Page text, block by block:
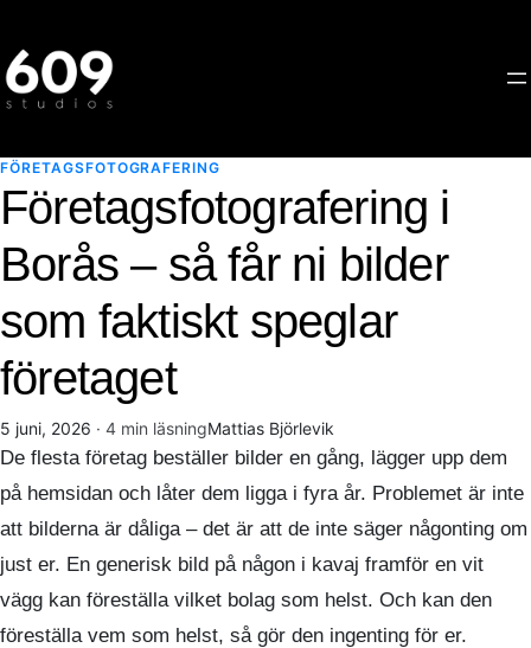
innehåll
FÖRETAGSFOTOGRAFERING
Företagsfotografering i
Borås – så får ni bilder
som faktiskt speglar
företaget
5 juni, 2026 · 4 min läsningMattias Björlevik
De flesta företag beställer bilder en gång, lägger upp dem
på hemsidan och låter dem ligga i fyra år. Problemet är inte
att bilderna är dåliga – det är att de inte säger någonting om
just er. En generisk bild på någon i kavaj framför en vit
vägg kan föreställa vilket bolag som helst. Och kan den
föreställa vem som helst, så gör den ingenting för er.